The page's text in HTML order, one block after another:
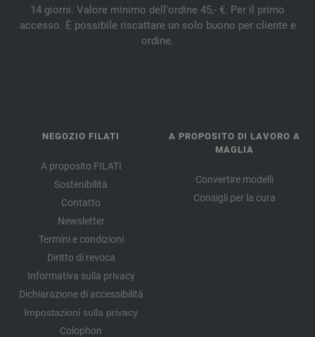
14 giorni. Valore minimo dell'ordine 45,- €. Per il primo
accesso. È possibile riscattare un solo buono per cliente e
ordine.
NEGOZIO FILATI
A proposito FILATI
Sostenibilità
Contatto
Newsletter
Termini e condizioni
Diritto di revoca
Informativa sulla privacy
Dichiarazione di accessibilità
Impostazioni sulla privacy
Colophon
A PROPOSITO DI LAVORO A
MAGLIA
Convertire modelli
Consigli per la cura